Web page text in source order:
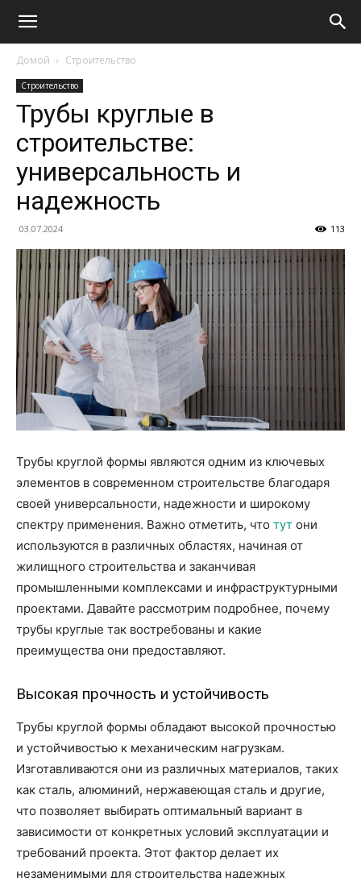
Домой Строительство
Строительство
Трубы круглые в
строительстве:
универсальность и
надежность
03.07.2024 113
Трубы круглой формы являются одним из ключевых
элементов в современном строительстве благодаря
своей универсальности, надежности и широкому
спектру применения. Важно отметить, что тут они
используются в различных областях, начиная от
жилищного строительства и заканчивая
промышленными комплексами и инфраструктурными
проектами. Давайте рассмотрим подробнее, почему
трубы круглые так востребованы и какие
преимущества они предоставляют.
Высокая прочность и устойчивость
Трубы круглой формы обладают высокой прочностью
и устойчивостью к механическим нагрузкам.
Изготавливаются они из различных материалов, таких
как сталь, алюминий, нержавеющая сталь и другие,
что позволяет выбирать оптимальный вариант в
зависимости от конкретных условий эксплуатации и
требований проекта. Этот фактор делает их
незаменимыми для строительства надежных